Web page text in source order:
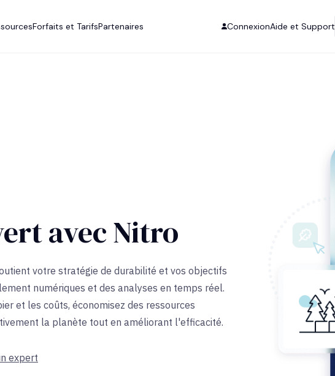
Forfaits et TarifsPartenaires ConnexionAide et Support
avec Nitro
votre stratégie de durabilité et vos objectifs
numériques et des analyses en temps réel.
et les coûts, économisez des ressources
la planète tout en améliorant l'efficacité.
expert